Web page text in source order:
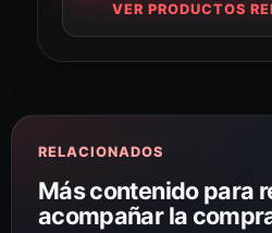
VER PRODUCTOS
RELACIONADOS
Más contenido para
acompañar la